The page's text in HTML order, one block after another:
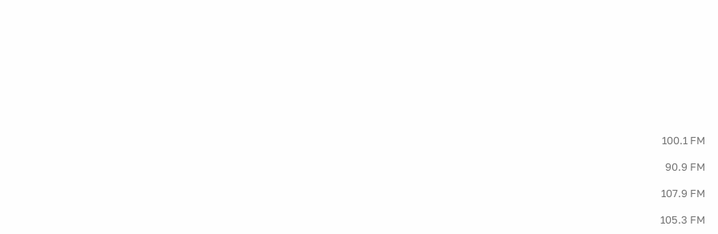
100.1 FM
90.9 FM
107.9 FM
105.3 FM